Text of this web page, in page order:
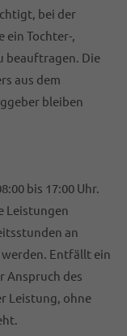
bei der
ein Tochter-,
beauftragen. Die
aus dem
bleiben
bis 17:00 Uhr.
Leistungen
an
Entfällt ein
Anspruch des
Leistung, ohne